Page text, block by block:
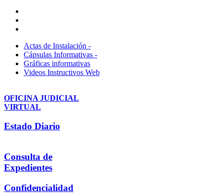
Actas de Instalación -
Cápsulas Informativas -
Gráficas informativas
Videos Instructivos Web
OFICINA JUDICIAL
VIRTUAL
Estado Diario
Consulta de
Expedientes
Confidencialidad